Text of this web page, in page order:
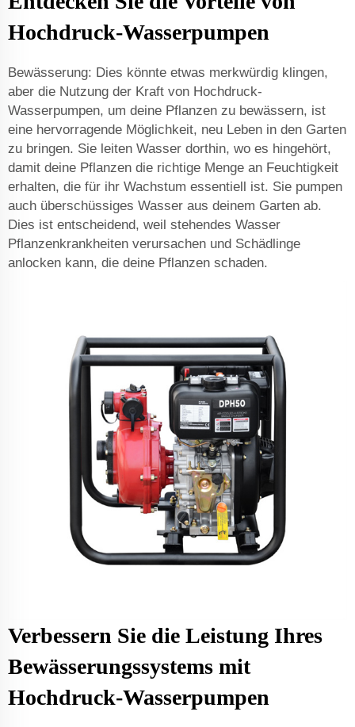
Hochdruck-Wasserpumpen
Bewässerung: Dies könnte etwas merkwürdig klingen,
aber die Nutzung der Kraft von Hochdruck-
Wasserpumpen, um deine Pflanzen zu bewässern, ist
eine hervorragende Möglichkeit, neu Leben in den Garten
zu bringen. Sie leiten Wasser dorthin, wo es hingehört,
damit deine Pflanzen die richtige Menge an Feuchtigkeit
erhalten, die für ihr Wachstum essentiell ist. Sie pumpen
auch überschüssiges Wasser aus deinem Garten ab.
Dies ist entscheidend, weil stehendes Wasser
Pflanzenkrankheiten verursachen und Schädlinge
anlocken kann, die deine Pflanzen schaden.
Verbessern Sie die Leistung Ihres
Bewässerungssystems mit
Hochdruck-Wasserpumpen